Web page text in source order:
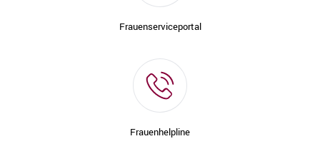
Frauenserviceportal
Frauenhelpline